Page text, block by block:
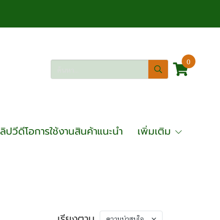
0
ปวีดีโอการใช้งานสินค้าแนะนำ เพิ่มเติม